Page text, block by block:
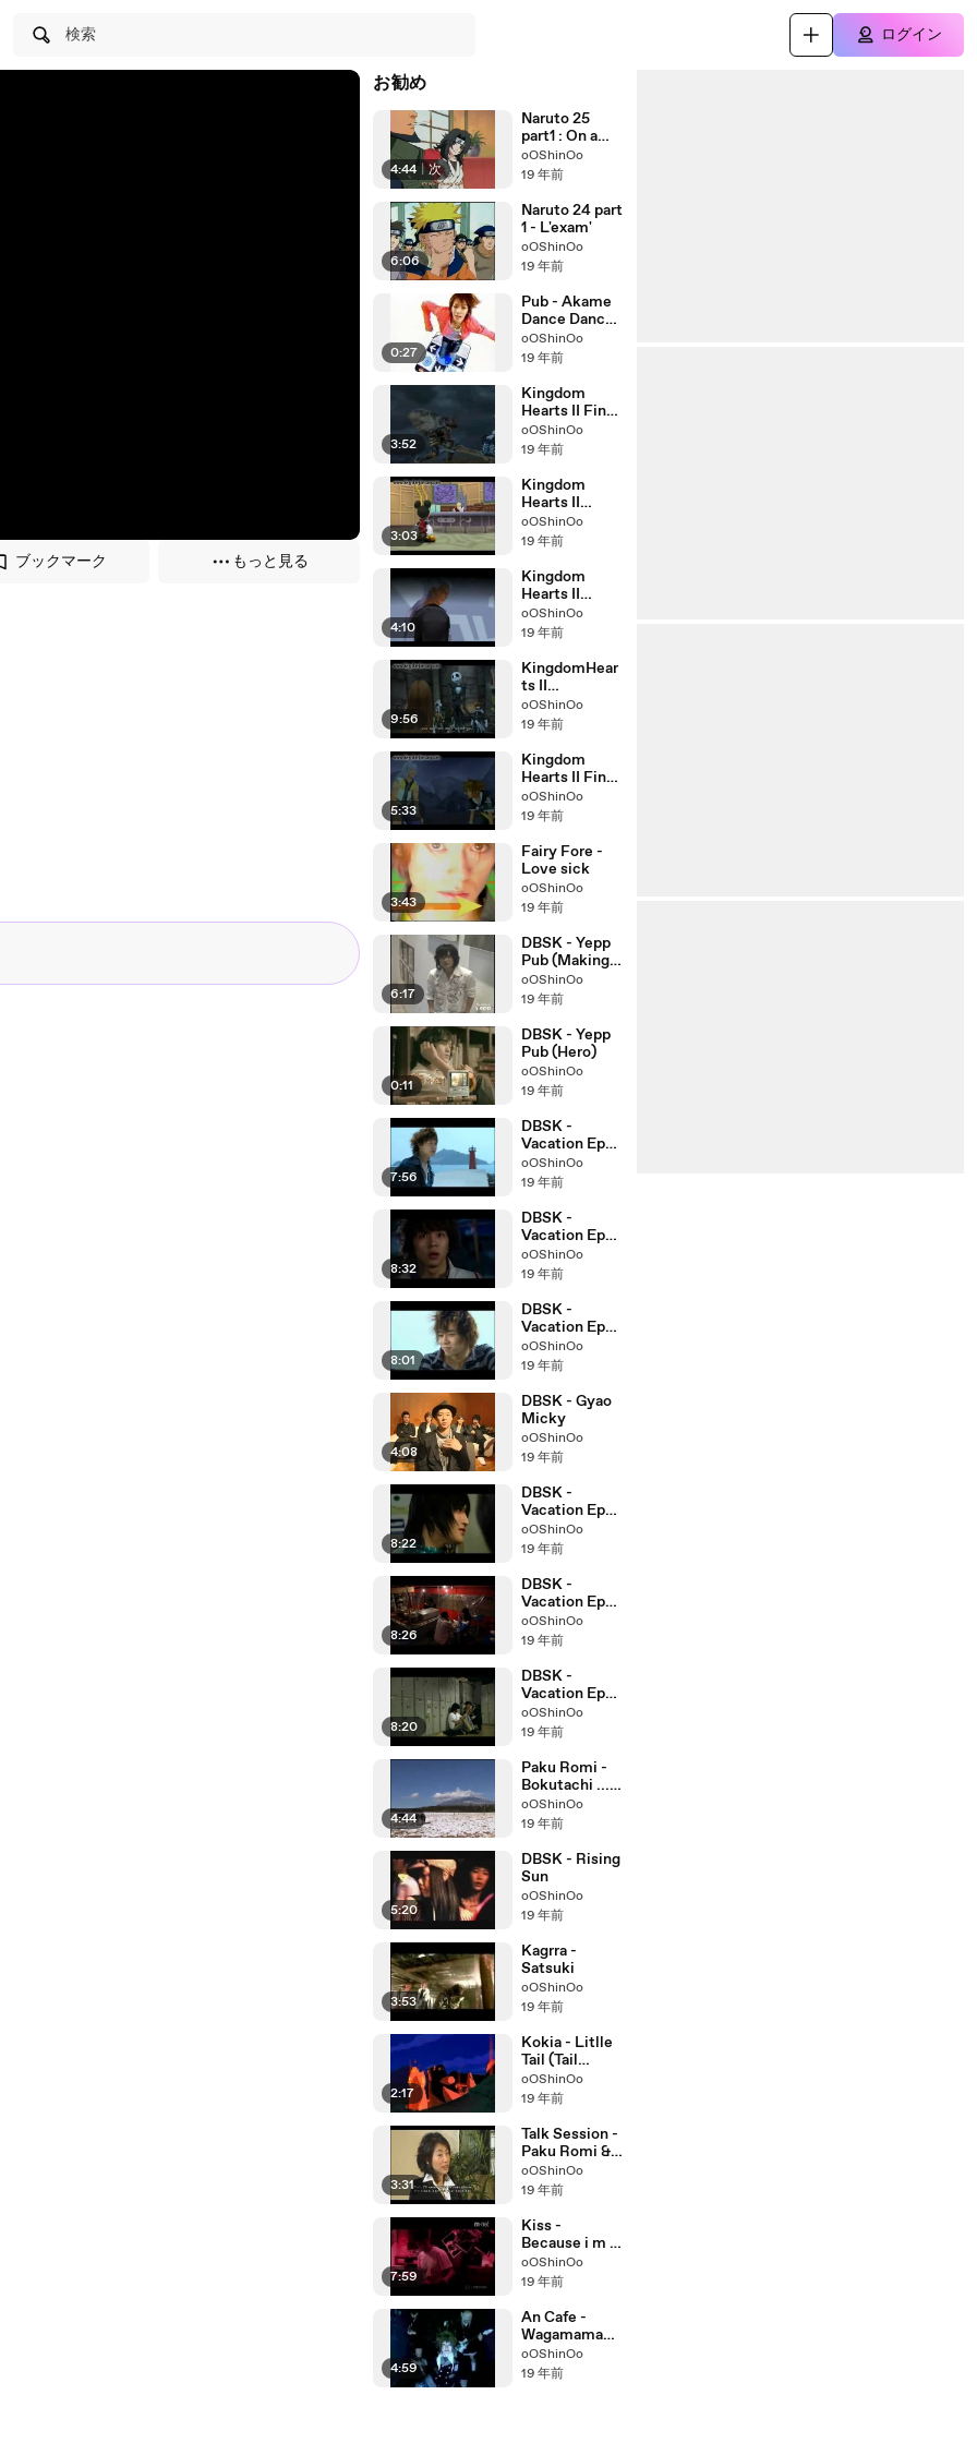
検索 ログイン
ブックマーク もっと見る
お勧め
4:44 | 次
Naruto 25
part1 : On a
réussi
oOShinOo
19 年前
6:06
Naruto 24 part
1 - L'exam'
oOShinOo
19 年前
0:27
Pub - Akame
Dance Dance
Revolution
oOShinOo
19 年前
3:52
Kingdom
Hearts II Final
Mix ending
oOShinOo
19 年前
3:03
Kingdom
Hearts II
Forteresse -
Xemnas fr
oOShinOo
19 年前
4:10
Kingdom
Hearts II
llusiopolis -
Riku fr
oOShinOo
19 年前
9:56
KingdomHear
ts II
Halloween
Town (french)
oOShinOo
19 年前
5:33
Kingdom
Hearts II Final
(french)
oOShinOo
19 年前
3:43
Fairy Fore -
Love sick
oOShinOo
19 年前
6:17
DBSK - Yepp
Pub (Making
Of)
oOShinOo
19 年前
0:11
DBSK - Yepp
Pub (Hero)
oOShinOo
19 年前
7:56
DBSK -
Vacation Ep4
Eternal (Yoo)
pt3
oOShinOo
19 年前
8:32
DBSK -
Vacation Ep4
Eternal (Yoo)
pt2
oOShinOo
19 年前
8:01
DBSK -
Vacation Ep4
Eternal (Yoo)
pt1
oOShinOo
19 年前
4:08
DBSK - Gyao
Micky
oOShinOo
19 年前
8:22
DBSK -
Vacation Ep3
TheWayUAre
(Jae) pt3
oOShinOo
19 年前
8:26
DBSK -
Vacation Ep3
TheWayUAre
(Jae) pt2
oOShinOo
19 年前
8:20
DBSK -
Vacation Ep3
TheWayUAre
(Jae) pt1
oOShinOo
19 年前
4:44
Paku Romi -
Bokutachi ...
(Making Of)
oOShinOo
19 年前
5:20
DBSK - Rising
Sun
oOShinOo
19 年前
3:53
Kagrra -
Satsuki
oOShinOo
19 年前
2:17
Kokia - Litlle
Tail (Tail
Concerto)
oOShinOo
19 年前
3:31
Talk Session -
Paku Romi &
Rie Kugimiya
oOShinOo
19 年前
7:59
Kiss -
Because i m a
girl
oOShinOo
19 年前
4:59
An Cafe -
Wagamama
Koushinkyouk
u
oOShinOo
19 年前